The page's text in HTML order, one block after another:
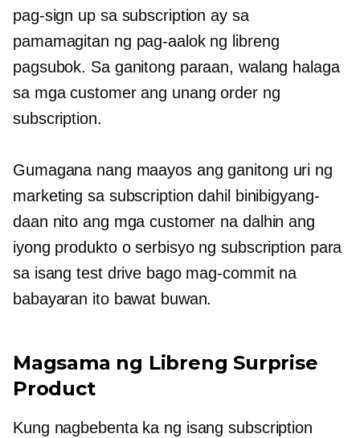
pag-sign up sa subscription ay sa
pamamagitan ng pag-aalok ng libreng
pagsubok. Sa ganitong paraan, walang halaga
sa mga customer ang unang order ng
subscription.
Gumagana nang maayos ang ganitong uri ng
marketing sa subscription dahil binibigyang-
daan nito ang mga customer na dalhin ang
iyong produkto o serbisyo ng subscription para
sa isang test drive bago mag-commit na
babayaran ito bawat buwan.
Magsama ng Libreng Surprise
Product
Kung nagbebenta ka ng isang subscription